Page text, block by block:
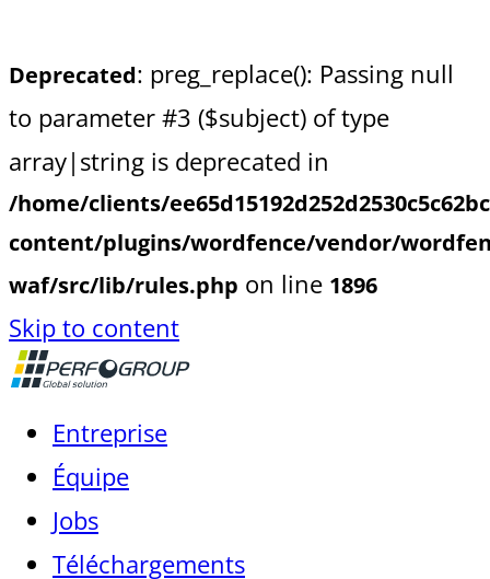
Deprecated: preg_replace(): Passing null
to parameter #3 ($subject) of type
array|string is deprecated in
/home/clients/
content/plugins/wordfence/vendor/
waf/src/lib/rules.php on line 1896
Skip to content
Entreprise
Équipe
Jobs
Téléchargements